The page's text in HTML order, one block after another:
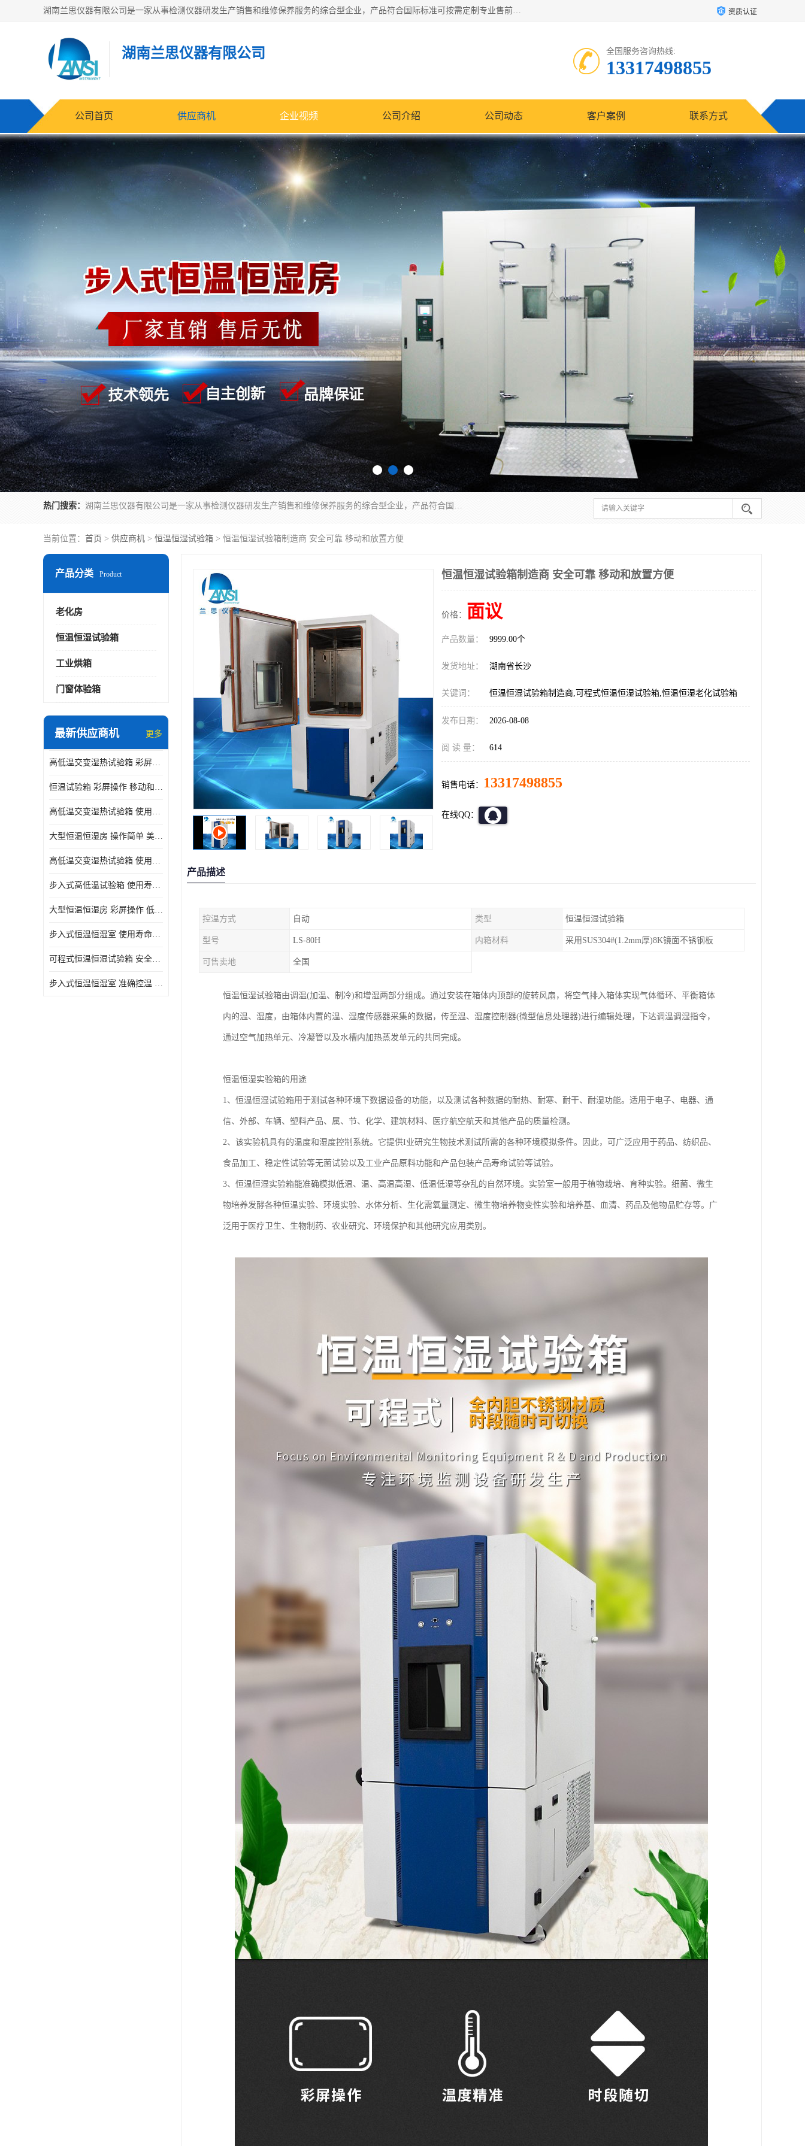
湖南兰思仪器有限公司是一家从事检测仪器研发生产销售和维修保养服务的综合型企业，产品符合国际标准可按需定制专业售前售后工程师，主要有门窗性能体验箱、门窗隔音展示箱、恒温恒湿试验箱、步入式恒温恒湿房、高低温试验箱、老化试验箱、老化试验房、恒温恒湿培养箱、水泥标准养护试验箱、电热鼓风干燥试验箱、真空干燥箱、工业烤箱、盐雾腐蚀试验箱等。 资质认证
湖南兰思仪器有限公司 全国服务咨询热线:
13317498855
公司首页 供应商机 企业视频 公司介绍 公司动态 客户案例 联系方式
热门搜索： 湖南兰思仪器有限公司是一家从事检测仪器研发生产销售和维修保养服务的综合型企业，产品符合国际标准可按需定制专业售前售后工程师，主要有门窗性能体验箱、门窗隔音展示箱、恒温恒湿试验箱、步入式恒温恒湿房、高低温试验箱、老化试验箱、老化试验房、恒温恒湿培养箱、水泥标准养护试验箱、电热鼓风干燥试验箱、真空干燥箱、工业烤箱、盐雾腐蚀试验箱等。
当前位置： 首页 > 供应商机 > 恒温恒湿试验箱 > 恒温恒湿试验箱制造商 安全可靠 移动和放置方便
产品分类 Product
老化房
恒温恒湿试验箱
工业烘箱
门窗体验箱
最新供应商机 更多
高低温交变湿热试验箱 彩屏操作 移动和放置方便
恒温试验箱 彩屏操作 移动和放置方便
高低温交变湿热试验箱 使用寿命长 优良外油漆
大型恒温恒湿房 操作简单 美观实用 清洁更方便
高低温交变湿热试验箱 使用寿命长 造型美观大方新颖
步入式高低温试验箱 使用寿命长 低耗电量 平稳电流
大型恒温恒湿房 彩屏操作 低耗电量 平稳电流
步入式恒温恒湿室 使用寿命长 移动和放置方便
可程式恒温恒湿试验箱 安全可靠 美观实用 清洁更方便
步入式恒温恒湿室 准确控温 试验周期自动化程度高
恒温恒湿试验箱制造商 安全可靠 移动和放置方便
价格： 面议
产品数量： 9999.00个
发货地址： 湖南省长沙
关键词： 恒温恒湿试验箱制造商,可程式恒温恒湿试验箱,恒温恒湿老化试验箱
发布日期： 2026-08-08
阅 读 量： 614
销售电话： 13317498855
在线QQ：
产品描述
控温方式 自动 类型 恒温恒湿试验箱
型号 LS-80H 内箱材料 采用SUS304#(1.2mm厚)8K镜面不锈钢板
可售卖地 全国
恒温恒湿试验箱由调温(加温、制冷)和增湿两部分组成。通过安装在箱体内顶部的旋转风扇，将空气排入箱体实现气体循环、平衡箱体
内的温、湿度，由箱体内置的温、湿度传感器采集的数据，传至温、湿度控制器(微型信息处理器)进行编辑处理，下达调温调湿指令，
通过空气加热单元、冷凝管以及水槽内加热蒸发单元的共同完成。
恒温恒湿实验箱的用途
1、恒温恒湿试验箱用于测试各种环境下数据设备的功能，以及测试各种数据的耐热、耐寒、耐干、耐湿功能。适用于电子、电器、通
信、外部、车辆、塑料产品、属、节、化学、建筑材料、医疗航空航天和其他产品的质量检测。
2、该实验机具有的温度和湿度控制系统。它提供I业研究生物技术测试所需的各种环境模拟条件。因此，可广泛应用于药品、纺织品、
食品加工、稳定性试验等无菌试验以及工业产品原料功能和产品包装产品寿命试验等试验。
3、恒温恒湿实验箱能准确模拟低温、温、高温高湿、低温低湿等杂乱的自然环境。实验室一般用于植物栽培、育种实验。细菌、微生
物培养发酵各种恒温实验、环境实验、水体分析、生化需氧量测定、微生物培养物变性实验和培养基、血清、药品及他物品贮存等。广
泛用于医疗卫生、生物制药、农业研究、环境保护和其他研究应用类别。